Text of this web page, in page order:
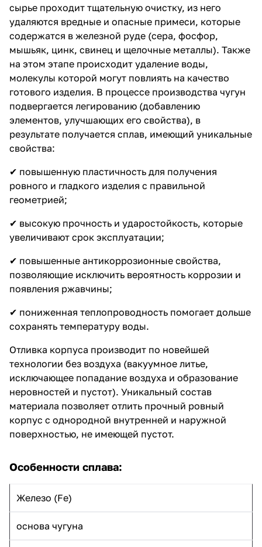
сырье проходит тщательную очистку, из него
удаляются вредные и опасные примеси, которые
содержатся в железной руде (сера, фосфор,
мышьяк, цинк, свинец и щелочные металлы). Также
на этом этапе происходит удаление воды,
молекулы которой могут повлиять на качество
готового изделия. В процессе производства чугун
подвергается легированию (добавлению
элементов, улучшающих его свойства), в
результате получается сплав, имеющий уникальные
свойства:
✔ повышенную пластичность для получения
ровного и гладкого изделия с правильной
геометрией;
✔ высокую прочность и ударостойкость, которые
увеличивают срок эксплуатации;
✔ повышенные антикоррозионные свойства,
позволяющие исключить вероятность коррозии и
появления ржавчины;
✔ пониженная теплопроводность помогает дольше
сохранять температуру воды.
Отливка корпуса производит по новейшей
технологии без воздуха (вакуумное литье,
исключающее попадание воздуха и образование
неровностей и пустот). Уникальный состав
материала позволяет отлить прочный ровный
корпус с однородной внутренней и наружной
поверхностью, не имеющей пустот.
Особенности сплава:
Железо (Fe)
основа чугуна